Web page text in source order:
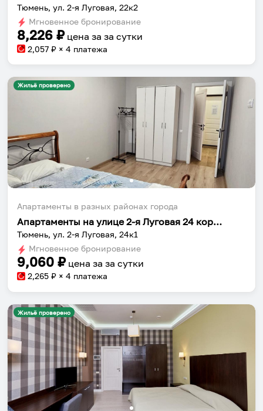
Тюмень, ул. 2-я Луговая, 22к2
Мгновенное бронирование
8,226 ₽ цена за за сутки
2,057 ₽ × 4 платежа
Жильё проверено
Апартаменты в разных районах города
Апартаменты на улице 2-я Луговая 24 корпус 1
Тюмень, ул. 2-я Луговая, 24к1
Мгновенное бронирование
9,060 ₽ цена за за сутки
2,265 ₽ × 4 платежа
Жильё проверено